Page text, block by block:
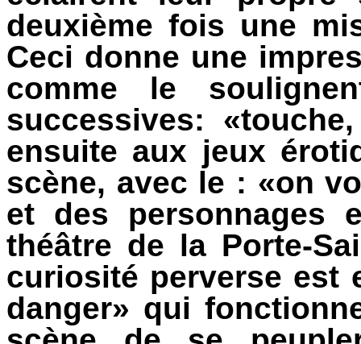
deuxième fois une
Ceci donne une
comme le
successives:
ensuite aux jeux
scène, avec le : «on
et des personnages
théâtre de la Porte-
curiosité perverse est
danger» qui